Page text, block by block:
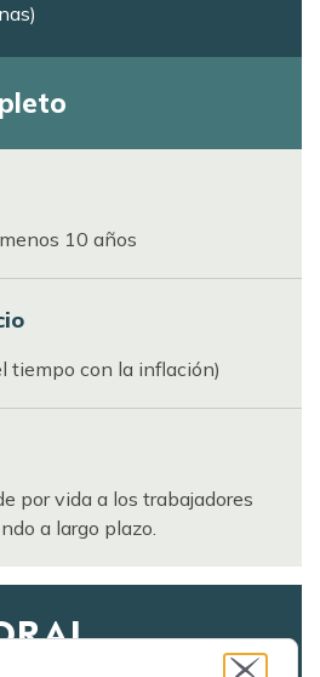
10 años
tiempo con la inflación)
por vida a los trabajadores
a largo plazo.